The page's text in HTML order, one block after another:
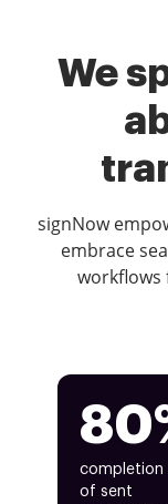
We
signNow
embrace
workflows
completion
of sent